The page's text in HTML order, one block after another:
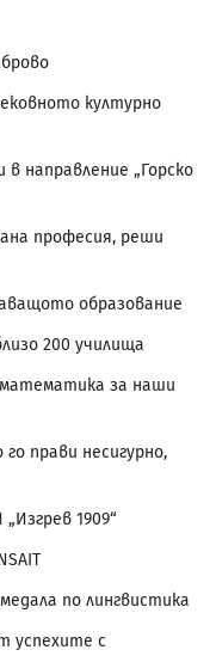
културно
направление „Горско
професия, реши
образование
200 училища
математика за наши
прави несигурно,
1909“
по лингвистика
успехите с